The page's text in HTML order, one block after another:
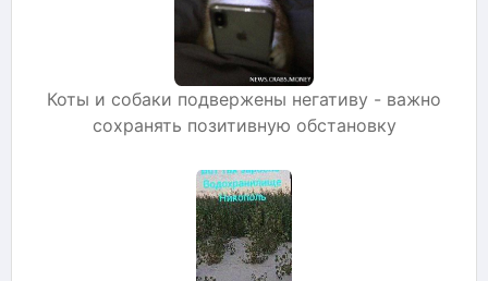
Коты и собаки подвержены негативу - важно
сохранять позитивную обстановку